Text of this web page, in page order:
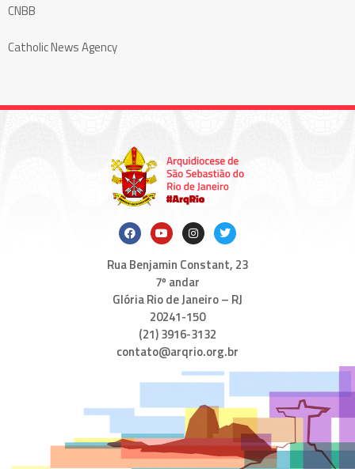
CNBB
Catholic News Agency
Rua Benjamin Constant, 23
7º andar
Glória Rio de Janeiro – RJ
20241-150
(21) 3916-3132
contato@arqrio.org.br